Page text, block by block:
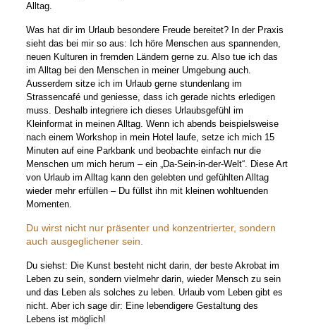
Alltag.
Was hat dir im Urlaub besondere Freude bereitet? In der Praxis
sieht das bei mir so aus: Ich höre Menschen aus spannenden,
neuen Kulturen in fremden Ländern gerne zu. Also tue ich das
im Alltag bei den Menschen in meiner Umgebung auch.
Ausserdem sitze ich im Urlaub gerne stundenlang im
Strassencafé und geniesse, dass ich gerade nichts erledigen
muss. Deshalb integriere ich dieses Urlaubsgefühl im
Kleinformat in meinen Alltag. Wenn ich abends beispielsweise
nach einem Workshop in mein Hotel laufe, setze ich mich 15
Minuten auf eine Parkbank und beobachte einfach nur die
Menschen um mich herum – ein „Da-Sein-in-der-Welt“. Diese Art
von Urlaub im Alltag kann den gelebten und gefühlten Alltag
wieder mehr erfüllen – Du füllst ihn mit kleinen wohltuenden
Momenten.
Du wirst nicht nur präsenter und konzentrierter, sondern
auch ausgeglichener sein.
Du siehst: Die Kunst besteht nicht darin, der beste Akrobat im
Leben zu sein, sondern vielmehr darin, wieder Mensch zu sein
und das Leben als solches zu leben. Urlaub vom Leben gibt es
nicht. Aber ich sage dir: Eine lebendigere Gestaltung des
Lebens ist möglich!